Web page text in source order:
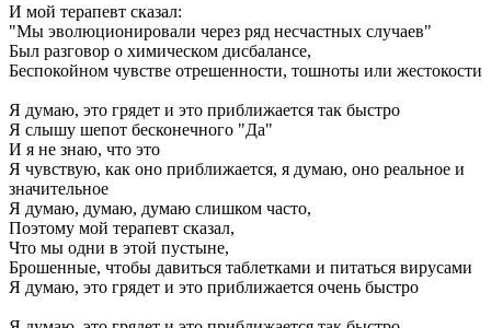
И мой терапевт сказал:
"Мы эволюционировали через ряд несчастных случаев"
Был разговор о химическом дисбалансе,
Беспокойном чувстве отрешенности, тошноты или жестокости
Я думаю, это грядет и это приближается так быстро
Я слышу шепот бесконечного "Да"
И я не знаю, что это
Я чувствую, как оно приближается, я думаю, оно реальное и
значительное
Я думаю, думаю, думаю слишком часто,
Поэтому мой терапевт сказал,
Что мы одни в этой пустыне,
Брошенные, чтобы давиться таблетками и питаться вирусами
Я думаю, это грядет и это приближается очень быстро